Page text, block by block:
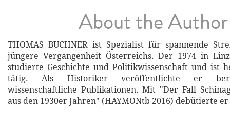
About the Author
THOMAS BUCHNER ist Spezialist für spannende
jüngere Vergangenheit Österreichs. Der 1974 in
studierte Geschichte und Politikwissenschaft und ist
tätig. Als Historiker veröffentlichte er
wissenschaftliche Publikationen. Mit "Der Fall
aus den 1930er Jahren" (HAYMONtb 2016) debütierte